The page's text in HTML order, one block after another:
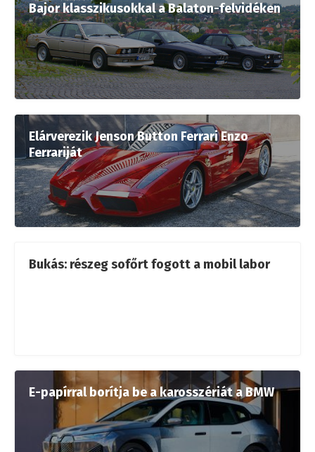
Bajor klasszikusokkal a Balaton-felvidéken
Elárverezik Jenson Button Ferrari Enzo
Ferrariját
Bukás: részeg sofőrt fogott a mobil labor
E-papírral borítja be a karosszériát a BMW